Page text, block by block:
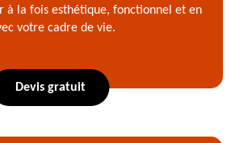
à la fois esthétique, fonctionnel et en
votre cadre de vie.
Devis gratuit